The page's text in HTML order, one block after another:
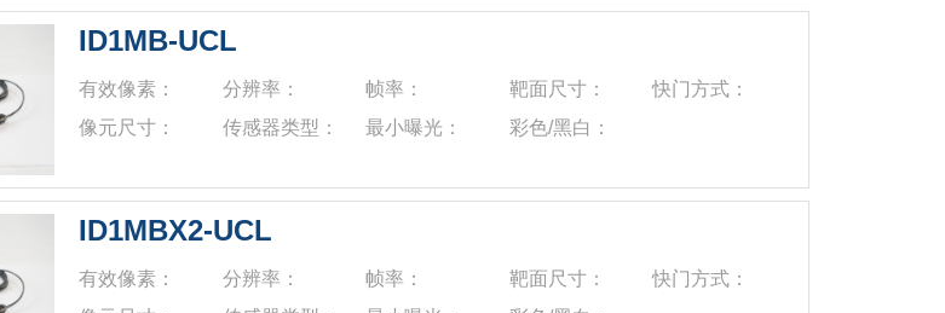
ID1MB-UCL
有效像素： 分辨率： 帧率： 靶面尺寸：
快门方式：
像元尺寸：
传感器类型： 最小曝光： 彩色/黑白：
ID1MBX2-UCL
有效像素： 分辨率： 帧率： 靶面尺寸：
快门方式：